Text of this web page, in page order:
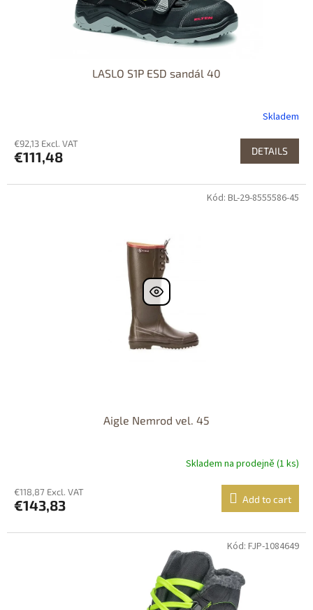
LASLO S1P ESD sandál 40
Skladem
€92,13 Excl. VAT
€111,48 DETAILS
Aigle Nemrod vel. 45
Skladem na prodejně (1 ks)
€118,87 Excl. VAT
€143,83 Add to cart
Kód: BL-29-8555586-45
Kód: FJP-1084649